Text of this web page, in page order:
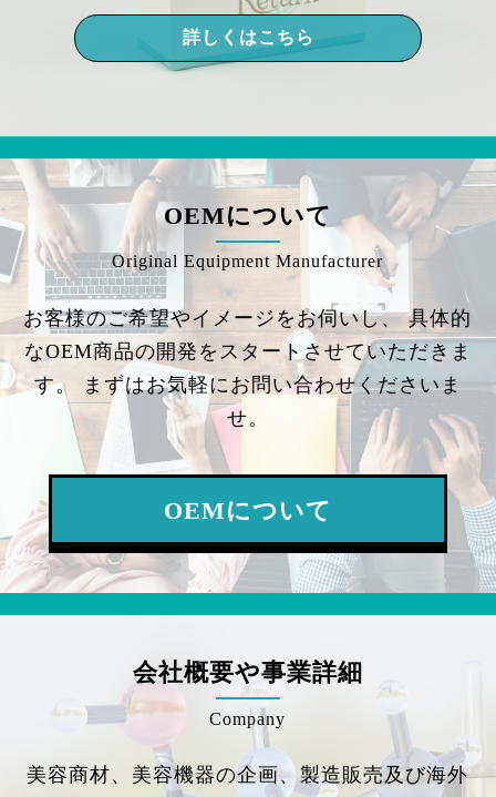
詳しくはこちら
OEMについて
Original Equipment Manufacturer
お客様のご希望やイメージをお伺いし、具体的
なOEM商品の開発をスタートさせていただきま
す。
まずはお気軽にお問い合わせくださいま
せ。
OEMについて
会社概要や事業詳細
Company
美容商材、美容機器の企画、製造販売及び海外